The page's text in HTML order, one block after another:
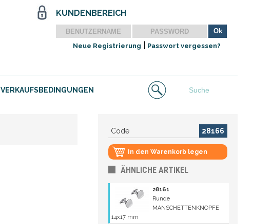
KUNDENBEREICH
Neue Registrierung Passwort vergessen?
VERKAUFSBEDINGUNGEN
Code 28166
In den Warenkorb legen
ÄHNLICHE ARTIKEL
28161
Runde
MANSCHETTENKNOPFE
14x17 mm